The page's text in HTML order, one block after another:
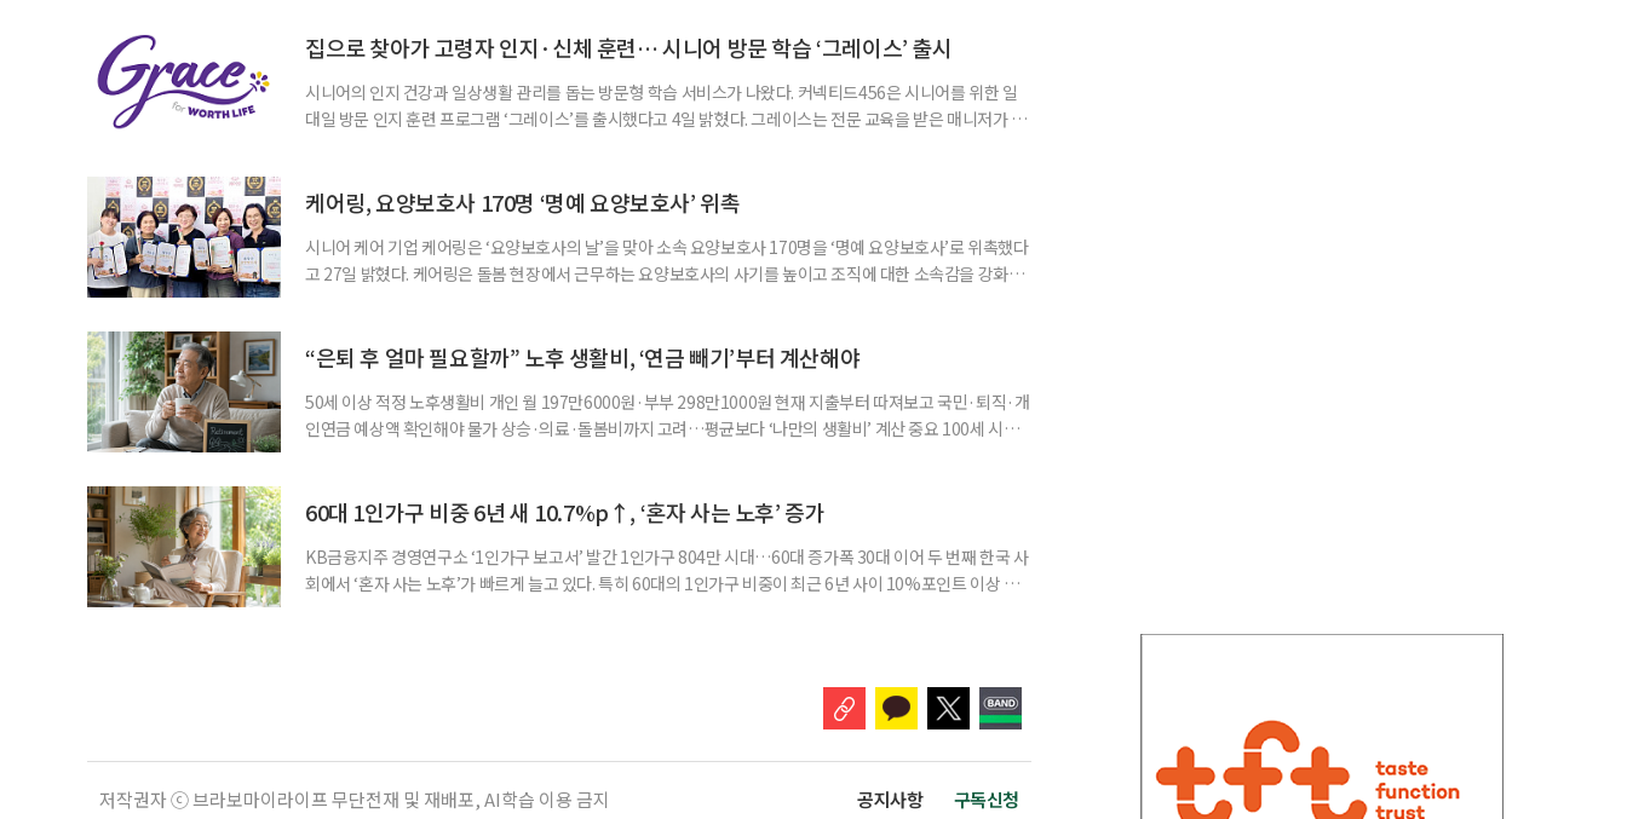
계하다’를 주제로 기조강연을 한다. 이어 공동저자들이 돌봄과 금융, 헬스케어, 여가, 식품, 디지털 기술 등
집으로 찾아가 고령자 인지·신체 훈련… 시니어 방문 학습 ‘그레이스’ 출시
시니어의 인지 건강과 일상생활 관리를 돕는 방문형 학습 서비스가 나왔다. 커넥티드456은 시니어를 위한 일
대일 방문 인지 훈련 프로그램 ‘그레이스’를 출시했다고 4일 밝혔다. 그레이스는 전문 교육을 받은 매니저가 주
사용하는 자체 개발 워크북이 활용된다. 문제는 기억력과 주의집중력, 언어능력, 시공간 능력, 계산 능
케어링, 요양보호사 170명 ‘명예 요양보호사’ 위촉
시니어 케어 기업 케어링은 ‘요양보호사의 날’을 맞아 소속 요양보호사 170명을 ‘명예 요양보호사’로 위촉했다
고 27일 밝혔다. 케어링은 돌봄 현장에서 근무하는 요양보호사의 사기를 높이고 조직에 대한 소속감을 강화하
점에서 선정된 요양보호사들에게 위촉장과 감사 편지를 전달했다. 우수 요양보호사들이 현장에서 쌓은 돌봄
“은퇴 후 얼마 필요할까” 노후 생활비, ‘연금 빼기’부터 계산해야
50세 이상 적정 노후생활비 개인 월 197만6000원·부부 298만1000원 현재 지출부터 따져보고 국민·퇴직·개
인연금 예상액 확인해야 물가 상승·의료·돌봄비까지 고려…평균보다 ‘나만의 생활비’ 계산 중요 100세 시대
준비의 출발점이라는 조언이 나온다. 조고은 하나금융연구소 하나더넥스트연구센터 수석연구원은 은퇴
60대 1인가구 비중 6년 새 10.7%p↑, ‘혼자 사는 노후’ 증가
KB금융지주 경영연구소 ‘1인가구 보고서’ 발간 1인가구 804만 시대…60대 증가폭 30대 이어 두 번째 한국 사
회에서 ‘혼자 사는 노후’가 빠르게 늘고 있다. 특히 60대의 1인가구 비중이 최근 6년 사이 10%포인트 이상 상
저작권자 ⓒ 브라보마이라이프 무단전재 및 재배포, AI학습 이용 금지 공지사항 구독신청